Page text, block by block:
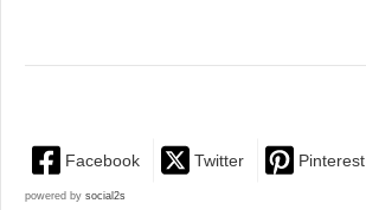
Facebook Twitter Pinterest
powered by social2s